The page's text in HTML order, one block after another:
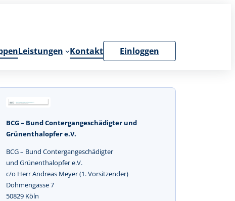
Leistungen Kontakt Einloggen
BCG – Bund Contergangeschädigter und
Grünenthalopfer e.V.
BCG – Bund Contergangeschädigter
und Grünenthalopfer e.V.
c/o Herr Andreas Meyer (1. Vorsitzender)
Dohmengasse 7
50829 Köln